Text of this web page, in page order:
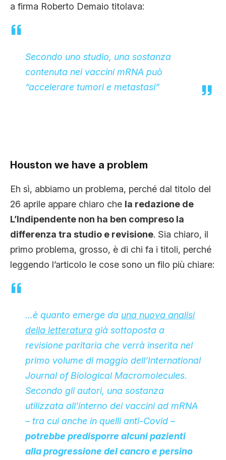
a firma Roberto Demaio titolava:
Secondo uno studio, una sostanza
contenuta nei vaccini mRNA può
“accelerare tumori e metastasi”
Houston we have a problem
Eh sì, abbiamo un problema, perché dal titolo del
26 aprile appare chiaro che la redazione de
L’Indipendente non ha ben compreso la
differenza tra studio e revisione. Sia chiaro, il
primo problema, grosso, è di chi fa i titoli, perché
leggendo l’articolo le cose sono un filo più chiare:
…è quanto emerge da una nuova analisi
della letteratura già sottoposta a
revisione paritaria che verrà inserita nel
primo volume di maggio dell’International
Journal of Biological Macromolecules.
Secondo gli autori, una sostanza
utilizzata all’interno dei vaccini ad mRNA
– tra cui anche in quelli anti-Covid –
potrebbe predisporre alcuni pazienti
alla progressione del cancro e persino